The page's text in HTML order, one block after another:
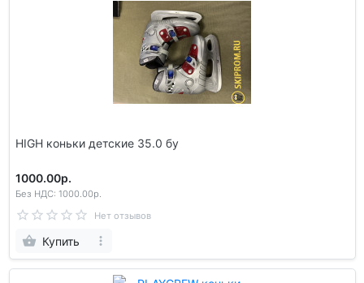
HIGH коньки детские 35.0 бу
1000.00р.
Без НДС: 1000.00р.
Нет отзывов
Купить